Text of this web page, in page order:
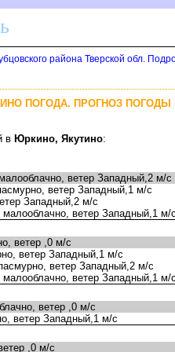
района Тверской обл.
ПОГОДА. ПРОГНОЗ
в Юркино, Якутино:
ветер Западный,2 м/с
ветер Западный,1 м/с
Западный,2 м/с
ветер Западный,1 м/с
ветер ,0 м/с
ветер Западный,1 м/с
ветер Западный,2 м/с
ветер Западный,1 м/с
ветер ,0 м/с
ветер Западный,1 м/с
,0 м/с